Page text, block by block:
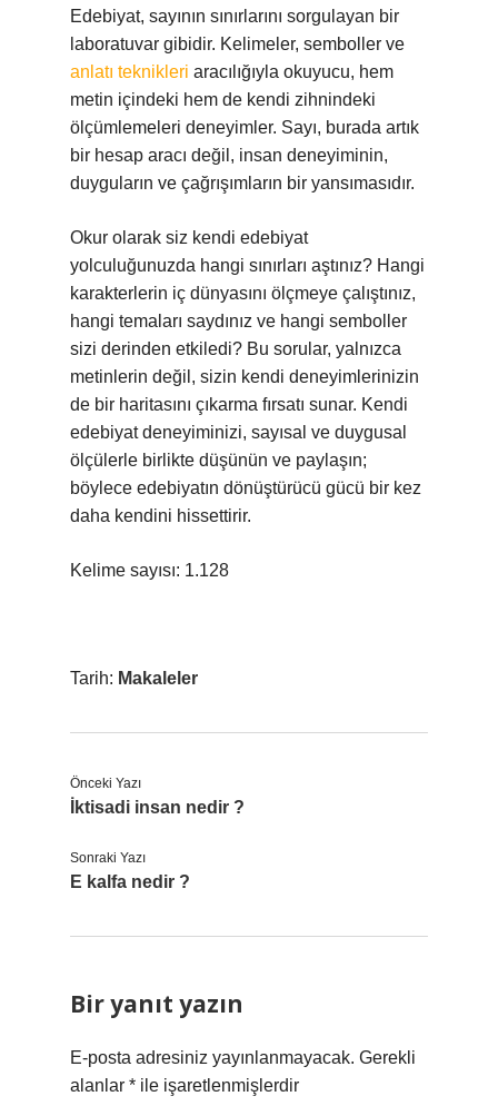
Edebiyat, sayının sınırlarını sorgulayan bir
laboratuvar gibidir. Kelimeler, semboller ve
anlatı teknikleri aracılığıyla okuyucu, hem
metin içindeki hem de kendi zihnindeki
ölçümlemeleri deneyimler. Sayı, burada artık
bir hesap aracı değil, insan deneyiminin,
duyguların ve çağrışımların bir yansımasıdır.
Okur olarak siz kendi edebiyat
yolculuğunuzda hangi sınırları aştınız? Hangi
karakterlerin iç dünyasını ölçmeye çalıştınız,
hangi temaları saydınız ve hangi semboller
sizi derinden etkiledi? Bu sorular, yalnızca
metinlerin değil, sizin kendi deneyimlerinizin
de bir haritasını çıkarma fırsatı sunar. Kendi
edebiyat deneyiminizi, sayısal ve duygusal
ölçülerle birlikte düşünün ve paylaşın;
böylece edebiyatın dönüştürücü gücü bir kez
daha kendini hissettirir.
Kelime sayısı: 1.128
Tarih: Makaleler
Önceki Yazı
İktisadi insan nedir ?
Sonraki Yazı
E kalfa nedir ?
Bir yanıt yazın
E-posta adresiniz yayınlanmayacak. Gerekli
alanlar * ile işaretlenmişlerdir